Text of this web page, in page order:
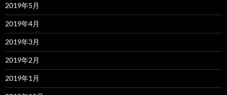
2019年5月
2019年4月
2019年3月
2019年2月
2019年1月